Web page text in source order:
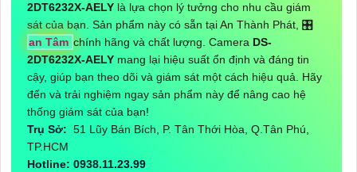
2DT6232X-AELY là lựa chọn lý tưởng cho nhu cầu giám
sát của bạn. Sản phẩm này có sẵn tại An Thành Phát, 🎛
an Tâm chính hãng và chất lượng. Camera DS-
2DT6232X-AELY mang lại hiệu suất ổn định và đáng tin
cậy, giúp bạn theo dõi và giám sát một cách hiệu quả. Hãy
đến và trải nghiệm ngay sản phẩm này để nâng cao hệ
thống giám sát của bạn!
Trụ Sở: 51 Lũy Bán Bích, P. Tân Thới Hòa, Q.Tân Phú,
TP.HCM
Hotline: 0938.11.23.99